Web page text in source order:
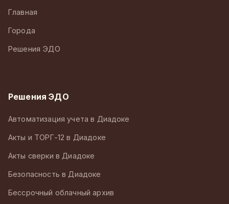
Главная
Города
Решения ЭДО
Решения ЭДО
Автоматизация учета в Диадоке
Акты и ТОРГ-12 в Диадоке
Акты сверки в Диадоке
Безопасность в Диадоке
Бессрочный облачный архив